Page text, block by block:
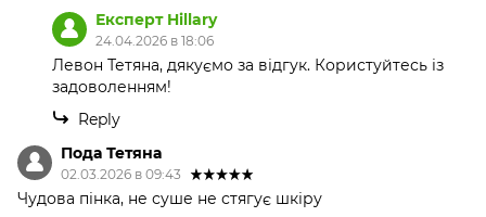
Експерт Hillary
24.04.2026 в 18:06
Левон Тетяна, дякуємо за відгук. Користуйтесь із
задоволенням!
Reply
Пода Тетяна
02.03.2026 в 09:43
Чудова пінка, не суше не стягує шкіру